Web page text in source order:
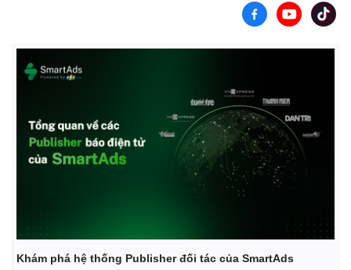
Khám phá hệ thống Publisher đối tác của SmartAds